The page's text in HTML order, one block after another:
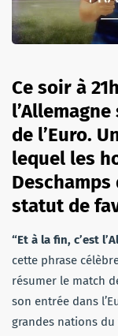
Ce soir à
de l’Euro.
lequel les
statut de
“Et à la fin, c’est
cette phrase
résumer le match
son entrée dans
grandes nations